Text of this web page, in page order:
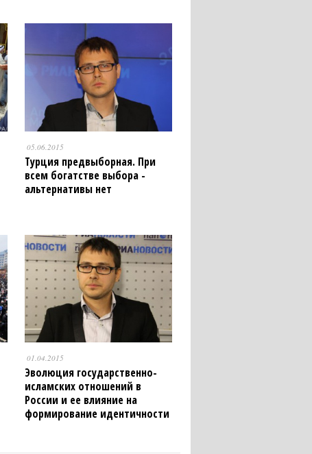
05.06.2015
Турция предвыборная. При
всем богатстве выбора -
альтернативы нет
01.04.2015
Эволюция государственно-
исламских отношений в
России и ее влияние на
формирование идентичности